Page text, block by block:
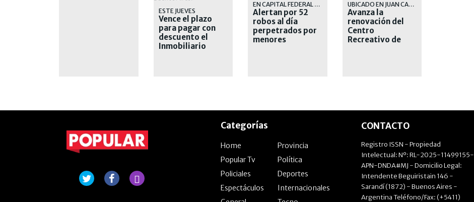
ESTE JUEVES
Vence el plazo
para pagar con
descuento el
Inmobiliario
EN CAPITAL FEDERAL Y PROVINCIA DE BUENOS AIRES
Alertan por 52
robos al día
perpetrados por
menores
UBICADO EN JUAN CARLOS CRUZ 225, EN INMEDIACIONES DEL PASEO DE LA COSTA
Avanza la
renovación del
Centro
Recreativo de
Categorías
Home
Provincia
Popular Tv
Política
Policiales
Deportes
Espectáculos
Internacionales
CONTACTO
Registro ISSN - Propiedad
Intelectual: Nº: RL-2025-11499155-
APN-DNDA#MJ - Domicilio Legal:
Intendente Beguiristain 146 -
Sarandí (1872) - Buenos Aires -
Argentina Teléfono/Fax: (+5411)